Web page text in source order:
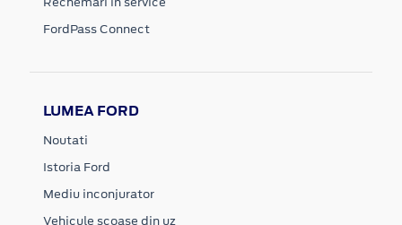
FordPass Connect
LUMEA FORD
Noutati
Istoria Ford
Mediu inconjurator
Vehicule scoase din uz